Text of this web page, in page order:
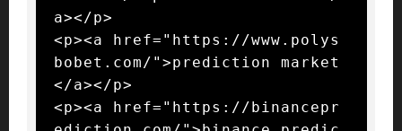
a></p>
<p><a href="https://www.polys
bobet.com/">prediction market
</a></p>
<p><a href="https://binancepr